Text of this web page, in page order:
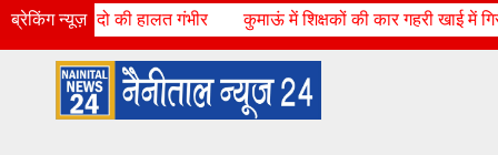
ब्रेकिंग न्यूज़
गंभीर कुमाऊं में शिक्षकों की कार गहरी खाई में गिरी, हादसे में पांच शिक्षक
Skip
to
Fri. Aug 7th, 2026 11:48:51 PM